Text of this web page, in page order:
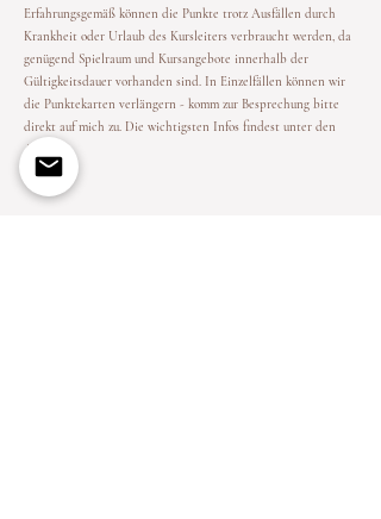
Erfahrungsgemäß können die Punkte trotz Ausfällen durch
Krankheit oder Urlaub des Kursleiters verbraucht werden, da
genügend Spielraum und Kursangebote innerhalb der
Gültigkeitsdauer vorhanden sind. In Einzelfällen können wir
die Punktekarten verlängern - komm zur Besprechung bitte
direkt auf mich zu. Die wichtigsten Infos findest unter den
AGB´s